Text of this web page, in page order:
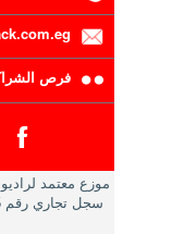
فرص
موزع معتمد